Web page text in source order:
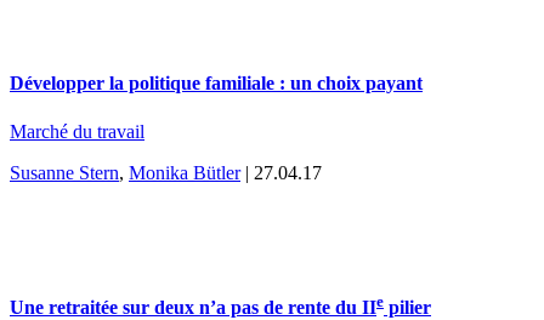
Développer la politique familiale : un choix payant
Marché du travail
Susanne Stern, Monika Bütler| 27.04.17
Une retraitée sur deux n’a pas de rente du IIe pilier